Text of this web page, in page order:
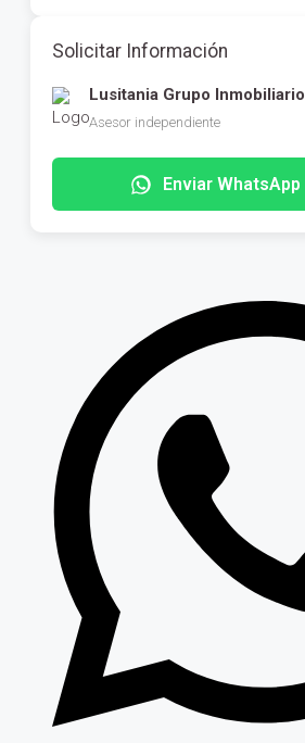
Solicitar Información
Lusitania Grupo Inmobiliario
Asesor independiente
Enviar WhatsApp